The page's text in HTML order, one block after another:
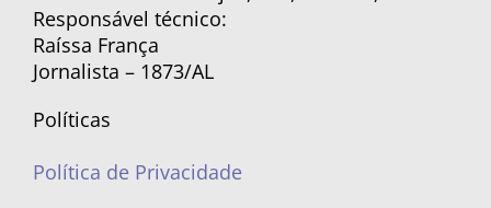
Responsável técnico:
Raíssa França
Jornalista – 1873/AL
Políticas
Política de Privacidade